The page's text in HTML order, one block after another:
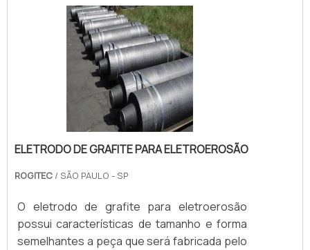
novo que garante total rapidez de produção
e praticidade, fabricando peças resistentes,
eficazes e com alta durabilidade.Matérias-
primas presentes .
ELETRODO DE GRAFITE PARA ELETROEROSÃO
ROGITEC / SÃO PAULO - SP
O eletrodo de grafite para eletroerosão
possui características de tamanho e forma
semelhantes a peça que será fabricada pelo